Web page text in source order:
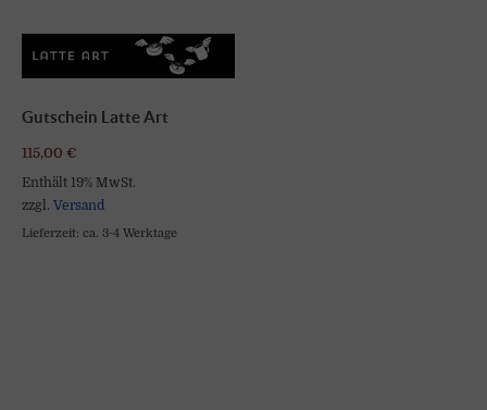
Gutschein Latte Art
115,00 €
Enthält 19% MwSt.
zzgl. Versand
Lieferzeit: ca. 3-4 Werktage